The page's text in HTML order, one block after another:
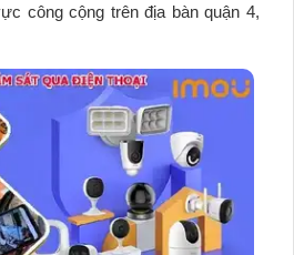
công cộng trên địa bàn quận 4,